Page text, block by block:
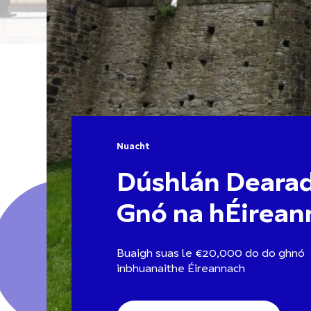
Nuacht
Dúshlán
Gnó na
Buaigh suas le €20,000 do do ghnó
inbhuanaithe Éireannach